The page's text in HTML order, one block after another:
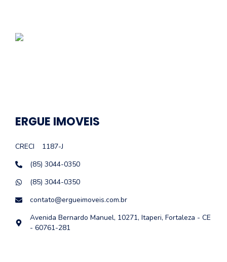
ERGUE IMOVEIS
CRECI
1187-J
(85) 3044-0350
(85) 3044-0350
contato@ergueimoveis.com.br
Avenida Bernardo Manuel, 10271, Itaperi, Fortaleza - CE
- 60761-281